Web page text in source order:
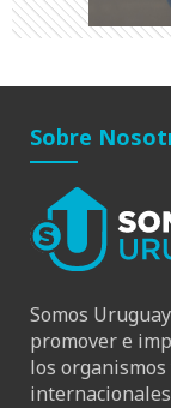
Sobre
Somos
promover e
los